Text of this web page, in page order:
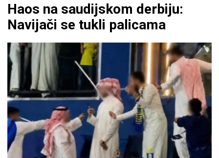
Haos na saudijskom derbiju:
Navijači se tukli palicama